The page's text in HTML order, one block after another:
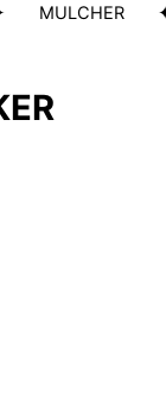
✦ MULCHER